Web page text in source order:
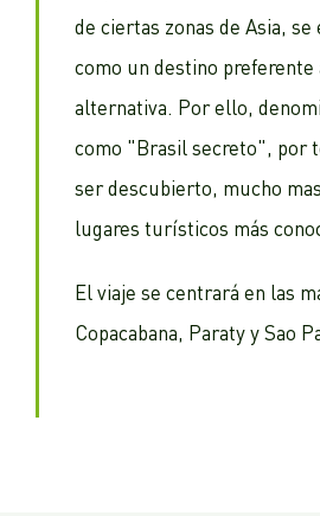
de ciertas zonas de Asia, se
como un destino preferente
alternativa. Por ello,
como "Brasil secreto", por
ser descubierto, mucho
lugares turísticos más
El viaje se centrará en las
Copacabana, Paraty y Sao